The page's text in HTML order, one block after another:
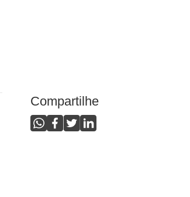
Compartilhe